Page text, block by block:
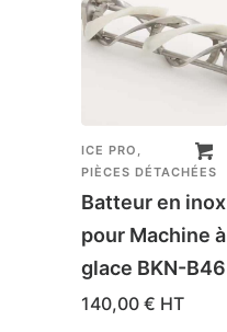
ICE PRO
PIÈCES DÉTACHÉES
Batteur en inox
pour Machine à
glace BKN-B46
140,00 € HT